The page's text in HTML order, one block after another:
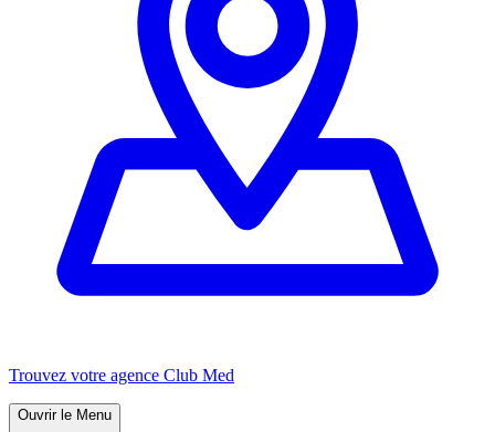
Trouvez votre agence Club Med
Ouvrir le Menu